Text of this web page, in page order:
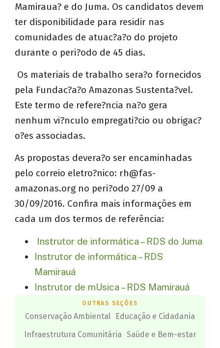
Mamiraua? e do Juma. Os candidatos devem
ter disponibilidade para residir nas
comunidades de atuac?a?o do projeto
durante o peri?odo de 45 dias.
Os materiais de trabalho sera?o fornecidos
pela Fundac?a?o Amazonas Sustenta?vel.
Este termo de refere?ncia na?o gera
nenhum vi?nculo empregati?cio ou obrigac?
o?es associadas.
As propostas devera?o ser encaminhadas
pelo correio eletro?nico: rh@fas-
amazonas.orgno peri?odo 27/09 a
30/09/2016. Confira mais informações em
cada um dos termos de referência:
Instrutor de informática – RDS do Juma
Instrutor de informática – RDS
Mamirauá
Instrutor de mUsica – RDS Mamirauá
OUTRAS SEÇÕES
Conservação Ambiental
Educação e Cidadania
Infraestrutura Comunitária Saúde e Bem-estar